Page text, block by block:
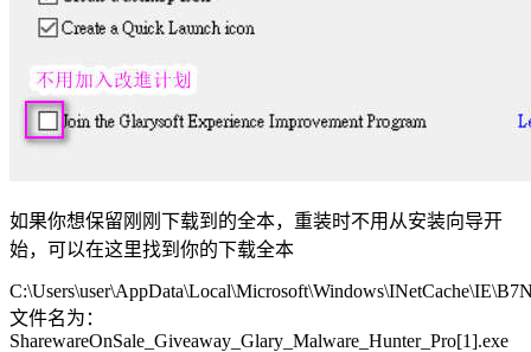
如果你想保留刚刚下载到的全本，重装时不用从安装向导开
始，可以在这里找到你的下载全本
文件名为：
SharewareOnSale_Giveaway_Glary_Malware_Hunter_Pro[1].exe